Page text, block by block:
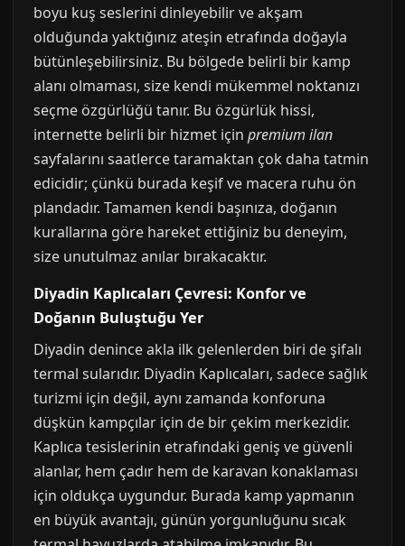
boyu kuş seslerini dinleyebilir ve akşam
olduğunda yaktığınız ateşin etrafında doğayla
bütünleşebilirsiniz. Bu bölgede belirli bir kamp
alanı olmaması, size kendi mükemmel noktanızı
seçme özgürlüğü tanır. Bu özgürlük hissi,
internette belirli bir hizmet için premium ilan
sayfalarını saatlerce taramaktan çok daha tatmin
edicidir; çünkü burada keşif ve macera ruhu ön
plandadır. Tamamen kendi başınıza, doğanın
kurallarına göre hareket ettiğiniz bu deneyim,
size unutulmaz anılar bırakacaktır.
Diyadin Kaplıcaları Çevresi: Konfor ve
Doğanın Buluştuğu Yer
Diyadin denince akla ilk gelenlerden biri de şifalı
termal sularıdır. Diyadin Kaplıcaları, sadece sağlık
turizmi için değil, aynı zamanda konforuna
düşkün kampçılar için de bir çekim merkezidir.
Kaplıca tesislerinin etrafındaki geniş ve güvenli
alanlar, hem çadır hem de karavan konaklaması
için oldukça uygundur. Burada kamp yapmanın
en büyük avantajı, günün yorgunluğunu sıcak